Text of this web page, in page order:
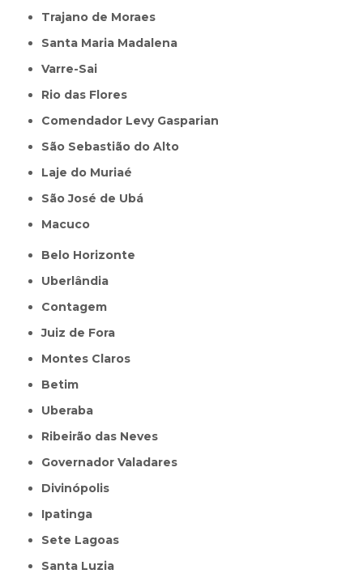
Trajano de Moraes
Santa Maria Madalena
Varre-Sai
Rio das Flores
Comendador Levy Gasparian
São Sebastião do Alto
Laje do Muriaé
São José de Ubá
Macuco
Belo Horizonte
Uberlândia
Contagem
Juiz de Fora
Montes Claros
Betim
Uberaba
Ribeirão das Neves
Governador Valadares
Divinópolis
Ipatinga
Sete Lagoas
Santa Luzia